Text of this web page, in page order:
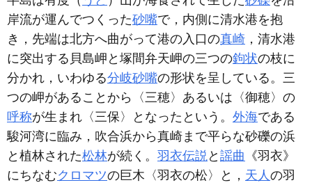
岸流が運んでつくった砂嘴で，内側に清水港を抱
き，先端は北方へ曲がって港の入口の真崎 ，清水港
に突出する貝島岬と塚間弁天岬の三つの鉤状の枝に
分かれ，いわゆる分岐砂嘴の形状を呈している。三
つの岬があることから〈三穂〉あるいは〈御穂〉の
呼称が生まれ〈三保〉となったという。 外海である
駿河湾に臨み，吹合浜から真崎まで平らな砂礫の浜
と植林された松林が続く。 羽衣伝説と 謡曲 《羽衣》
にちなむクロマツの巨木〈羽衣の松〉と， 天人の羽